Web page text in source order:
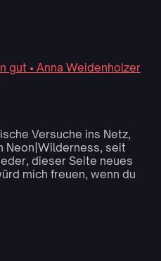
gut • Anna Weidenholzer
Versuche ins Netz,
Neon|Wilderness, seit
dieser Seite neues
mich freuen, wenn du